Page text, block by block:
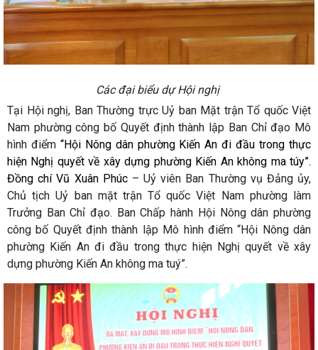
Các đại biểu dự Hội nghị
Tại Hội nghị, Ban Thường trực Uỷ ban Mặt trận Tổ quốc Việt
Nam phường công bố Quyết định thành lập Ban Chỉ đạo Mô
hình điểm “Hội Nông dân phường Kiến An đi đầu trong thực
hiện Nghị quyết về xây dựng phường Kiến An không ma túy”.
Đồng chí Vũ Xuân Phúc– Uỷ viên Ban Thường vụ Đảng ủy,
Chủ tịch Uỷ ban mặt trận Tổ quốc Việt Nam phường làm
Trưởng Ban Chỉ đạo. Ban Chấp hành Hội Nông dân phường
công bố Quyết định thành lập Mô hình điểm “Hội Nông dân
phường Kiến An đi đầu trong thực hiện Nghị quyết về xây
dựng phường Kiến An không ma tuý”.